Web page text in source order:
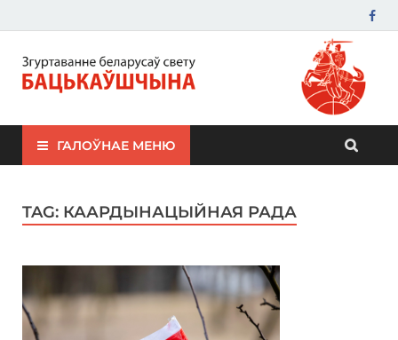
ЗБС "Бацькаўшчына"
ГАЛОЎНАЕ МЕНЮ
TAG: КААРДЫНАЦЫЙНАЯ РАДА